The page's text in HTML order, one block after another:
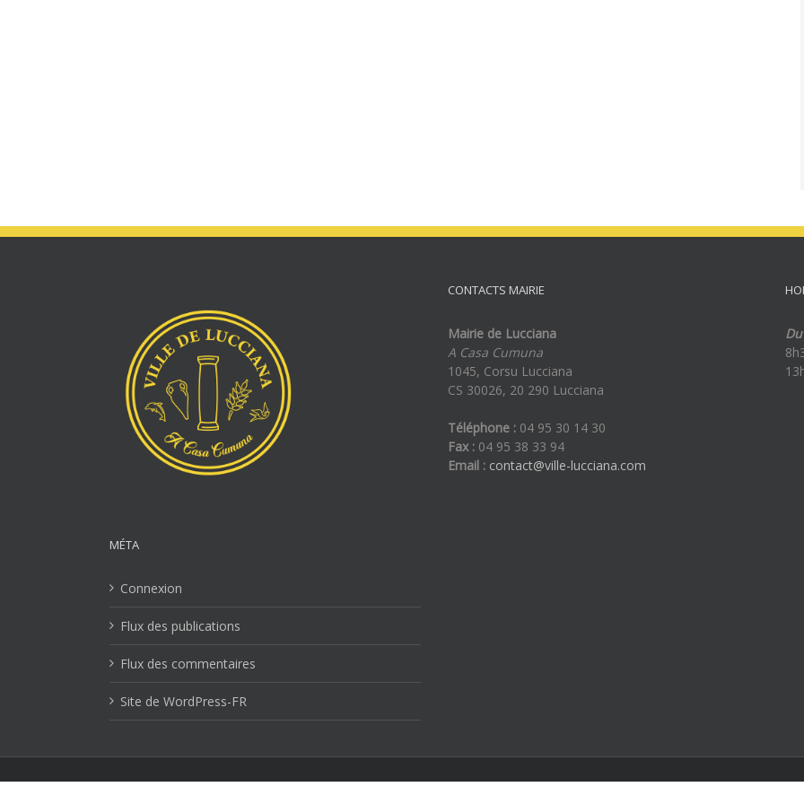
MÉTA
Connexion
Flux des publications
Flux des commentaires
Site de WordPress-FR
CONTACTS MAIRIE
Mairie de Lucciana
A Casa Cumuna
1045, Corsu Lucciana
CS 30026, 20 290 Lucciana
Téléphone :04 95 30 14 30
Fax :04 95 38 33 94
Email : contact@ville-lucciana.com